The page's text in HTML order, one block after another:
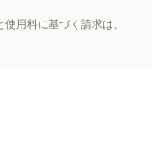
用料に基づく請求は、